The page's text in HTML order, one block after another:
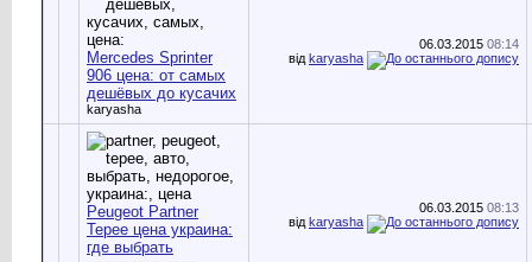
Mercedes Sprinter
906 цена: от самых
дешёвых до кусачих
karyasha
06.03.2015 08:14
від karyasha
Peugeot Partner
Tepee цена украина:
где выбрать
06.03.2015 08:13
від karyasha